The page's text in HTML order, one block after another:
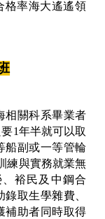
格率海大遙遙領
相關科系畢業者
1年半就可以取
船副或一等管輪
練與實務就業無
裕民及中鋼合
取生學雜費、
補助者同時取得